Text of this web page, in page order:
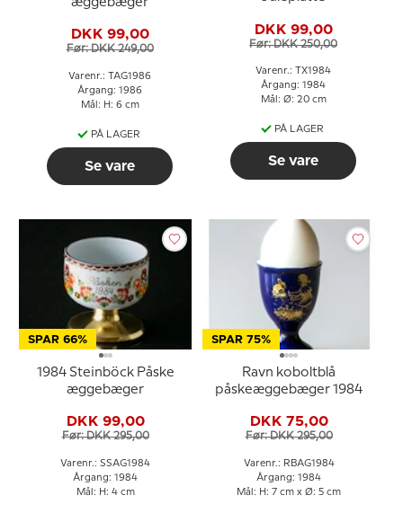
DKK 99,00
Før: DKK 249,00
Varenr.: TAG1986
Årgang: 1986
Mål: H: 6 cm
PÅ LAGER
Se vare
DKK 99,00
Før: DKK 250,00
Varenr.: TX1984
Årgang: 1984
Mål: Ø: 20 cm
PÅ LAGER
Se vare
SPAR 66%
1984 Steinböck Påske
æggebæger
DKK 99,00
Før: DKK 295,00
Varenr.: SSAG1984
Årgang: 1984
Mål: H: 4 cm
SPAR 75%
Ravn koboltblå
påskeæggebæger 1984
DKK 75,00
Før: DKK 295,00
Varenr.: RBAG1984
Årgang: 1984
Mål: H: 7 cm x Ø: 5 cm